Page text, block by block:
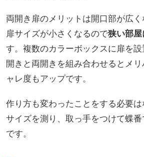
両開き扉のメリットは開口部が広く
扉サイズが小さくなるので狭い部
す。複数のカラーボックスに扉を
開きと両開きを組み合わせるとメ
ャレ度もアップです。
作り方も変わったことをする必要
サイズを測り、取っ手をつけて蝶
です。